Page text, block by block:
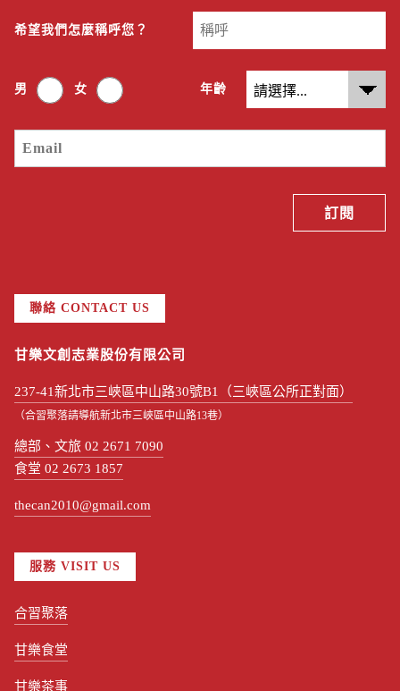
希望我們怎麼稱呼您？
男 女 年齡
聯絡 CONTACT US
甘樂文創志業股份有限公司
237-41新北市三峽區中山路30號B1（三峽區公所正對面）
（合習聚落請導航新北市三峽區中山路13巷）
總部、文旅 02 2671 7090
食堂 02 2673 1857
thecan2010@gmail.com
服務 VISIT US
合習聚落
甘樂食堂
甘樂茶事